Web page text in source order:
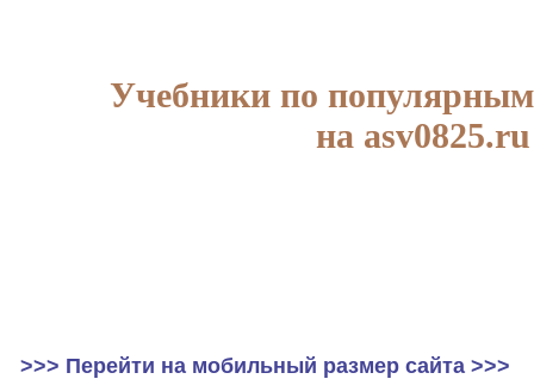
Учебники по
на asv0825.ru
>>> Перейти на мобильный размер сайта >>>